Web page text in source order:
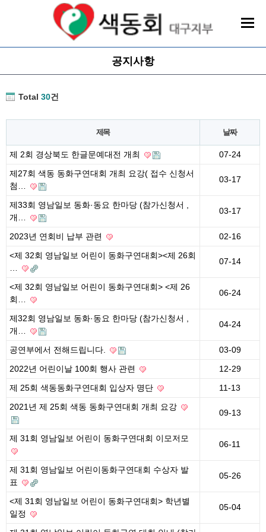
공지사항
Total 30건
제목 날짜
제 2회 경상북도 한글문예대전 개최
07-24
제27회 색동 동화구연대회 개최 요강( 접수 신청서
첨…
03-17
제33회 영남일보 동화·동요 한마당 (참가신청서 ,
개…
03-17
2023년 연회비 납부 관련
02-16
<제 32회 영남일보 어린이 동화구연대회><제 26회
07-14
<제 32회 영남일보 어린이 동화구연대회> <제 26
회…
06-24
제32회 영남일보 동화·동요 한마당 (참가신청서 ,
개…
04-24
공연부에서 전해드립니다.
03-09
2022년 어린이날 100회 행사 관련
12-29
제 25회 색동동화구연대회 입상자 명단
11-13
2021년 제 25회 색동 동화구연대회 개최 요강
09-13
제 31회 영남일보 어린이 동화구연대회 이모저모
06-11
제 31회 영남일보 어린이동화구연대회 수상자 발
표
05-26
<제 31회 영남일보 어린이 동화구연대회> 학년별
일정
05-04